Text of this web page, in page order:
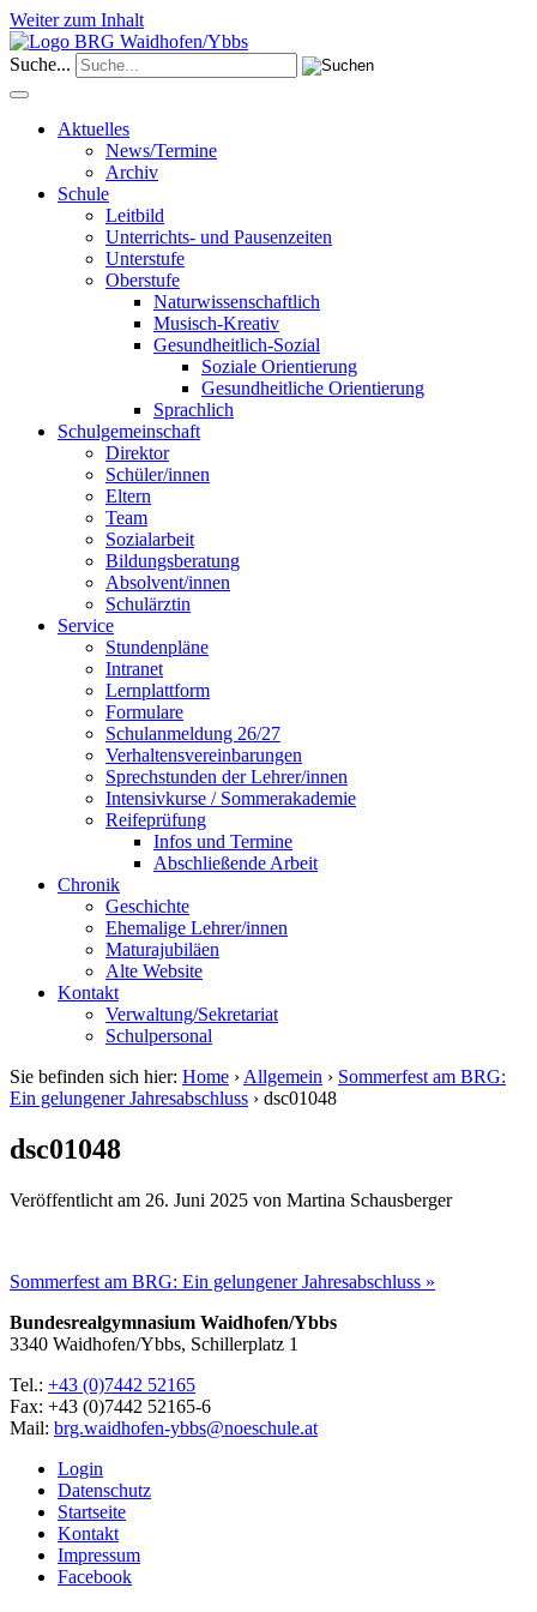
Weiter zum Inhalt
Suche...
Aktuelles
News/Termine
Archiv
Schule
Leitbild
Unterrichts- und Pausenzeiten
Unterstufe
Oberstufe
Naturwissenschaftlich
Musisch-Kreativ
Gesundheitlich-Sozial
Soziale Orientierung
Gesundheitliche Orientierung
Sprachlich
Schulgemeinschaft
Direktor
Schüler/innen
Eltern
Team
Sozialarbeit
Bildungsberatung
Absolvent/innen
Schulärztin
Service
Stundenpläne
Intranet
Lernplattform
Formulare
Schulanmeldung 26/27
Verhaltensvereinbarungen
Sprechstunden der Lehrer/innen
Intensivkurse / Sommerakademie
Reifeprüfung
Infos und Termine
Abschließende Arbeit
Chronik
Geschichte
Ehemalige Lehrer/innen
Maturajubiläen
Alte Website
Kontakt
Verwaltung/Sekretariat
Schulpersonal
Sie befinden sich hier: Home › Allgemein › Sommerfest am BRG:
Ein gelungener Jahresabschluss › dsc01048
dsc01048
Veröffentlicht am 26. Juni 2025 von Martina Schausberger
Sommerfest am BRG: Ein gelungener Jahresabschluss »
Bundesrealgymnasium Waidhofen/Ybbs
3340 Waidhofen/Ybbs, Schillerplatz 1
Tel.: +43 (0)7442 52165
Fax: +43 (0)7442 52165-6
Mail: brg.waidhofen-ybbs@noeschule.at
Login
Datenschutz
Startseite
Kontakt
Impressum
Facebook